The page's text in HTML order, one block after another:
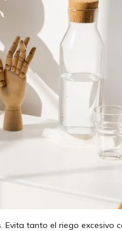
tanto el riego excesivo